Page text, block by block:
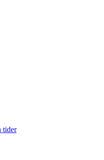
tider